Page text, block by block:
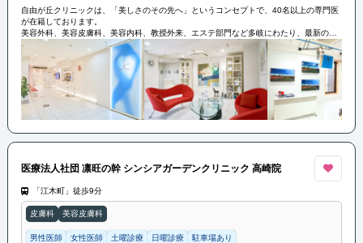
自由が丘クリニックは、「美しさのその先へ」というコンセプトで、40名以上の専門医
が在籍しております。
美容外科、美容皮膚科、美容内科、教授外来、エステ部門など多岐にわたり、最新の美
容医療を提供しています。ラグジュアリーな空間とおもてなしの心で、患者さまに分か
りやすい説明を心がけ、安心感をもって通院いただけるプライベート感のあるクリニッ
クとなっています。
約30年にわたり美しさを追求し続け、ウェルビーイングな医療を提供しています。
医療法人社団 凛旺の幹 シンシアガーデンクリニック 高崎院
「江木町」徒歩9分
皮膚科 美容皮膚科
男性医師 女性医師 土曜診療 日曜診療 駐車場あり